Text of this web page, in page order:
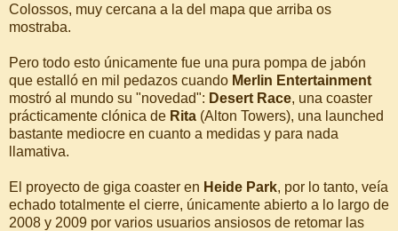
Colossos, muy cercana a la del mapa que arriba os
mostraba.
Pero todo esto únicamente fue una pura pompa de jabón
que estalló en mil pedazos cuando Merlin Entertainment
mostró al mundo su "novedad": Desert Race, una coaster
prácticamente clónica de Rita (Alton Towers), una launched
bastante mediocre en cuanto a medidas y para nada
llamativa.
El proyecto de giga coaster en Heide Park, por lo tanto, veía
echado totalmente el cierre, únicamente abierto a lo largo de
2008 y 2009 por varios usuarios ansiosos de retomar las